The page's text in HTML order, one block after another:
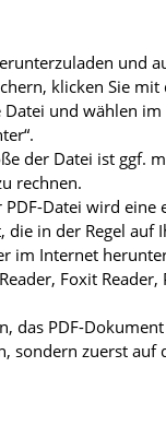
und
klicken Sie mit
Datei und wählen
der Datei ist ggf.
rechnen.
Datei wird eine
die in der Regel auf
im Internet
Foxit Reader,
das PDF-
sondern zuerst auf